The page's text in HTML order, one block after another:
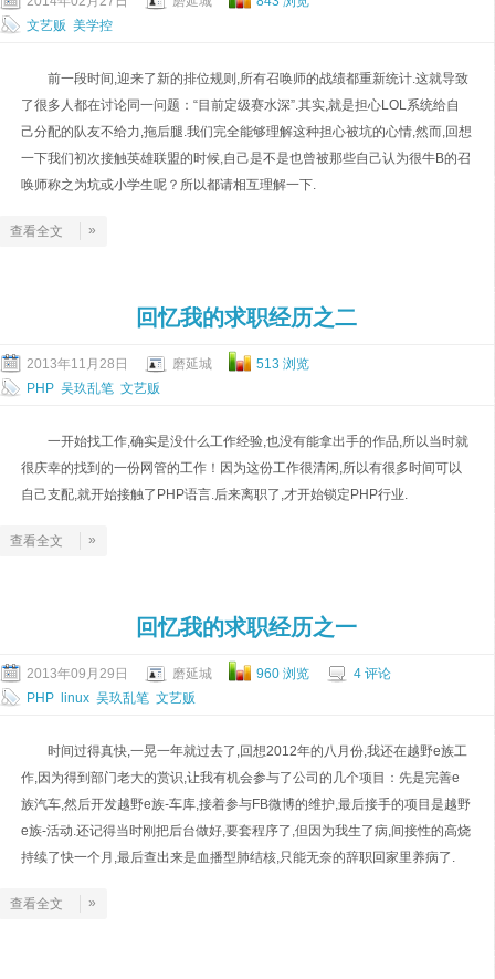
文艺贩 美学控
前一段时间,迎来了新的排位规则,所有召唤师的战绩都重新统计.这就导致
了很多人都在讨论同一问题：“目前定级赛水深”.其实,就是担心LOL系统给自
己分配的队友不给力,拖后腿.我们完全能够理解这种担心被坑的心情,然而,回想
一下我们初次接触英雄联盟的时候,自己是不是也曾被那些自己认为很牛B的召
唤师称之为坑或小学生呢？所以都请相互理解一下.
查看全文 »
回忆我的求职经历之二
2013年11月28日 磨延城
513 浏览
PHP 吴玖乱笔 文艺贩
一开始找工作,确实是没什么工作经验,也没有能拿出手的作品,所以当时就
很庆幸的找到的一份网管的工作！因为这份工作很清闲,所以有很多时间可以
自己支配,就开始接触了PHP语言.后来离职了,才开始锁定PHP行业.
查看全文 »
回忆我的求职经历之一
2013年09月29日 磨延城 960 浏览
4 评论
PHP
linux 吴玖乱笔 文艺贩
时间过得真快,一晃一年就过去了,回想2012年的八月份,我还在越野e族工
作,因为得到部门老大的赏识,让我有机会参与了公司的几个项目：先是完善e
族汽车,然后开发越野e族-车库,接着参与FB微博的维护,最后接手的项目是越野
e族-活动.还记得当时刚把后台做好,要套程序了,但因为我生了病,间接性的高烧
持续了快一个月,最后查出来是血播型肺结核,只能无奈的辞职回家里养病了.
查看全文 »